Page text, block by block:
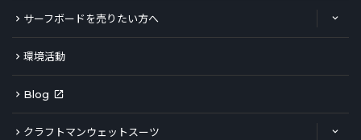
サーフボードを売りたい方へ
環境活動
Blog
クラフトマンウェットスーツ